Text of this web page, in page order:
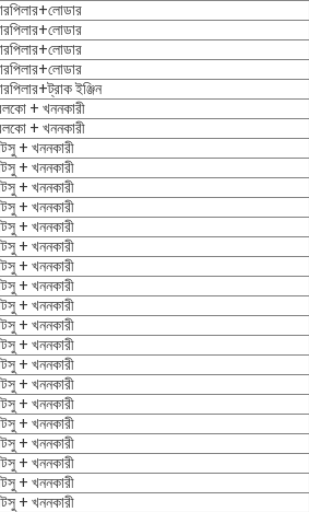
ইঞ্জিন
+ খননকারী
+ খননকারী
+ খননকারী
+ খননকারী
+ খননকারী
+ খননকারী
+ খননকারী
+ খননকারী
+ খননকারী
+ খননকারী
+ খননকারী
+ খননকারী
+ খননকারী
+ খননকারী
+ খননকারী
+ খননকারী
+ খননকারী
+ খননকারী
+ খননকারী
+ খননকারী
+ খননকারী